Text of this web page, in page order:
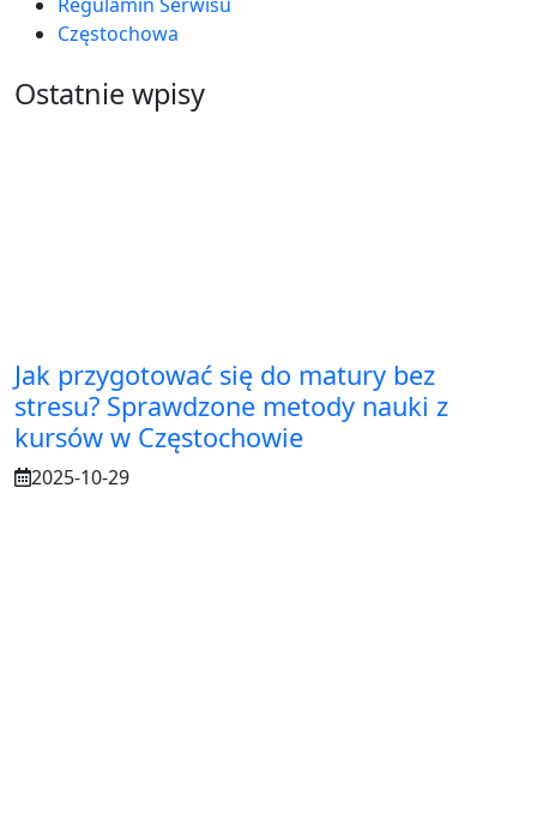
Częstochowa
Ostatnie wpisy
Jak przygotować się do matury bez
stresu? Sprawdzone metody nauki z
kursów w Częstochowie
2025-10-29